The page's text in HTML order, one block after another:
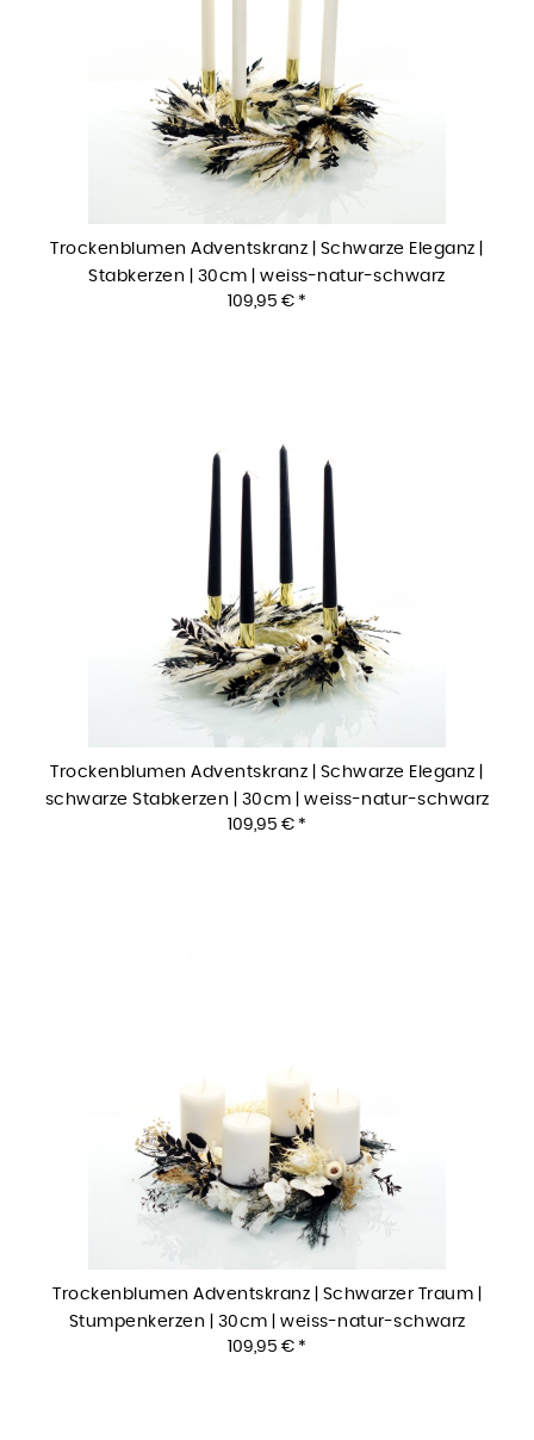
Trockenblumen Adventskranz | Schwarze Eleganz |
Stabkerzen | 30cm | weiss-natur-schwarz
109,95 € *
Trockenblumen Adventskranz | Schwarze Eleganz |
schwarze Stabkerzen | 30cm | weiss-natur-schwarz
109,95 € *
Trockenblumen Adventskranz | Schwarzer Traum |
Stumpenkerzen | 30cm | weiss-natur-schwarz
109,95 € *